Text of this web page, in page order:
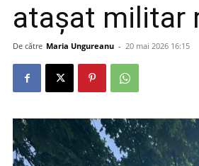
atașat militar
De către Maria Ungureanu - 20 mai 2026 16:15